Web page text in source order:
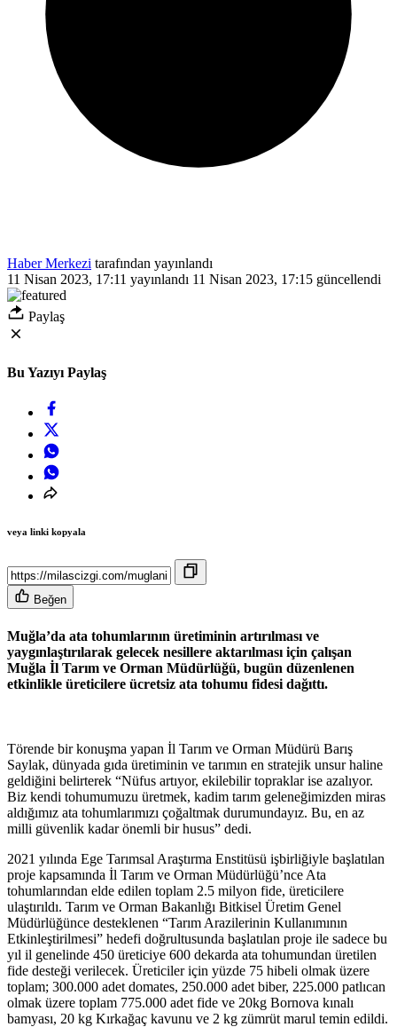
Haber Merkezi tarafından yayınlandı
11 Nisan 2023, 17:11 yayınlandı 11 Nisan 2023, 17:15 güncellendi
Paylaş
Bu Yazıyı Paylaş
veya linki kopyala
Beğen
Muğla’da ata tohumlarının üretiminin artırılması ve
yaygınlaştırılarak gelecek nesillere aktarılması için çalışan
Muğla İl Tarım ve Orman Müdürlüğü, bugün düzenlenen
etkinlikle üreticilere ücretsiz ata tohumu fidesi dağıttı.
Törende bir konuşma yapan İl Tarım ve Orman Müdürü Barış
Saylak, dünyada gıda üretiminin ve tarımın en stratejik unsur haline
geldiğini belirterek “Nüfus artıyor, ekilebilir topraklar ise azalıyor.
Biz kendi tohumumuzu üretmek, kadim tarım geleneğimizden miras
aldığımız ata tohumlarımızı çoğaltmak durumundayız. Bu, en az
milli güvenlik kadar önemli bir husus” dedi.
2021 yılında Ege Tarımsal Araştırma Enstitüsü işbirliğiyle başlatılan
proje kapsamında İl Tarım ve Orman Müdürlüğü’nce Ata
tohumlarından elde edilen toplam 2.5 milyon fide, üreticilere
ulaştırıldı. Tarım ve Orman Bakanlığı Bitkisel Üretim Genel
Müdürlüğünce desteklenen “Tarım Arazilerinin Kullanımının
Etkinleştirilmesi” hedefi doğrultusunda başlatılan proje ile sadece bu
yıl il genelinde 450 üreticiye 600 dekarda ata tohumundan üretilen
fide desteği verilecek. Üreticiler için yüzde 75 hibeli olmak üzere
toplam; 300.000 adet domates, 250.000 adet biber, 225.000 patlıcan
olmak üzere toplam 775.000 adet fide ve 20kg Bornova kınalı
bamyası, 20 kg Kırkağaç kavunu ve 2 kg zümrüt marul temin edildi.